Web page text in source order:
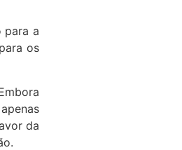
para a
os
da